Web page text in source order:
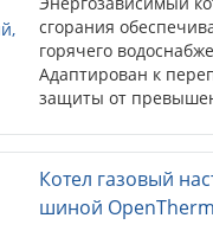
сгорания
горячего
Адаптирован к
защиты от
Котел газовый
шиной